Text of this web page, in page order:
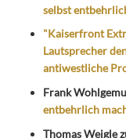
selbst
"Kaiserfront
Lautsprecher
antiwestliche
Frank
entbehrlich
Thomas Weigle